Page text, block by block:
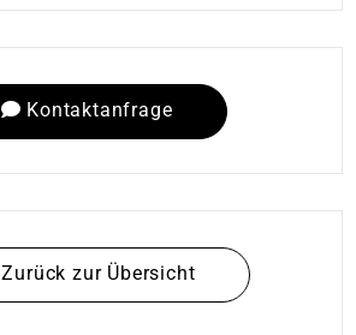
Kontaktanfrage
Zurück zur Übersicht